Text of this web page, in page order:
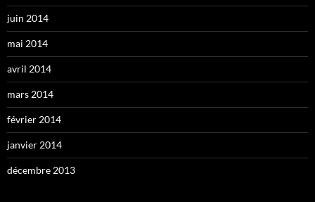
juin 2014
mai 2014
avril 2014
mars 2014
février 2014
janvier 2014
décembre 2013